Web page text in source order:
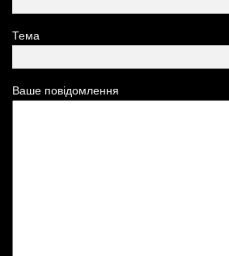
Тема
Ваше повідомлення